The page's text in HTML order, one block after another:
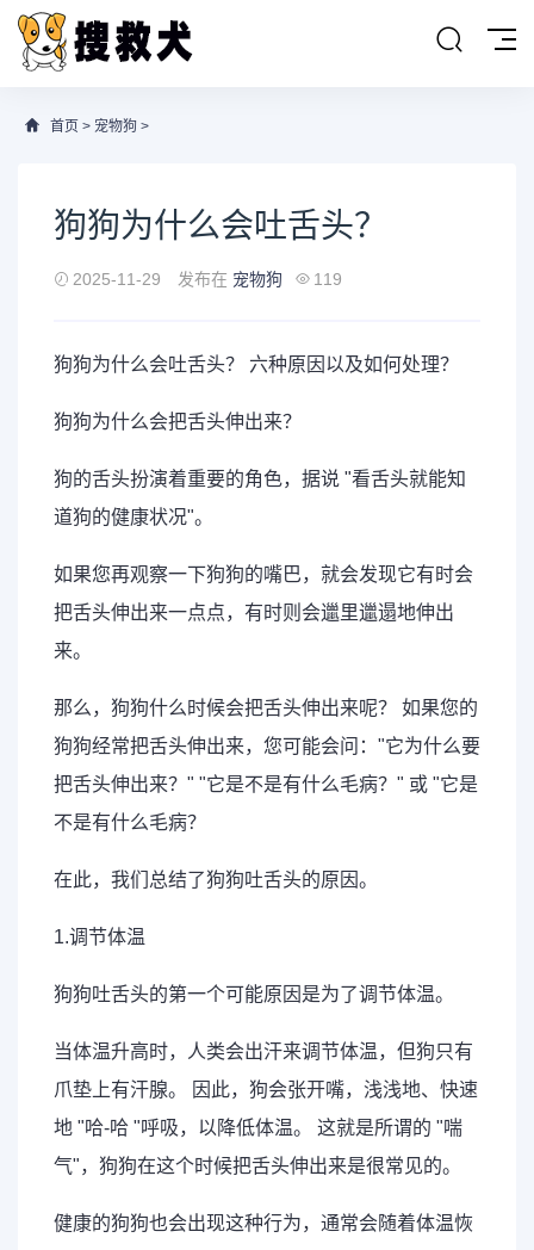
首页 > 宠物狗 >
狗狗为什么会吐舌头？
2025-11-29 发布在 宠物狗 119
狗狗为什么会吐舌头？ 六种原因以及如何处理？
狗狗为什么会把舌头伸出来？
狗的舌头扮演着重要的角色，据说 "看舌头就能知
道狗的健康状况"。
如果您再观察一下狗狗的嘴巴，就会发现它有时会
把舌头伸出来一点点，有时则会邋里邋遢地伸出
来。
那么，狗狗什么时候会把舌头伸出来呢？ 如果您的
狗狗经常把舌头伸出来，您可能会问："它为什么要
把舌头伸出来？" "它是不是有什么毛病？" 或 "它是
不是有什么毛病？
在此，我们总结了狗狗吐舌头的原因。
1.调节体温
狗狗吐舌头的第一个可能原因是为了调节体温。
当体温升高时，人类会出汗来调节体温，但狗只有
爪垫上有汗腺。 因此，狗会张开嘴，浅浅地、快速
地 "哈-哈 "呼吸，以降低体温。 这就是所谓的 "喘
气"，狗狗在这个时候把舌头伸出来是很常见的。
健康的狗狗也会出现这种行为，通常会随着体温恢